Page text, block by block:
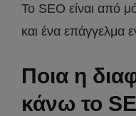
Το SEO είναι από
και ένα επάγγελμα
Ποια η
κάνω το